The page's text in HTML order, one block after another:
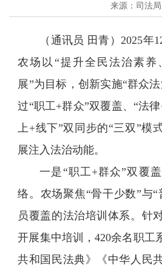
来源：司法局
（通讯员 田青）2025年
农场以“提升全民法治素养
展”为目标，创新实施“群众
过“职工+群众”双覆盖、“法
上+线下”双同步的“三双”模
展注入法治动能。
一是“职工+群众”双覆
络。农场聚焦“骨干少数”与
员覆盖的法治培训体系。针
开展集中培训，420余名职工
共和国民法典》《中华人民